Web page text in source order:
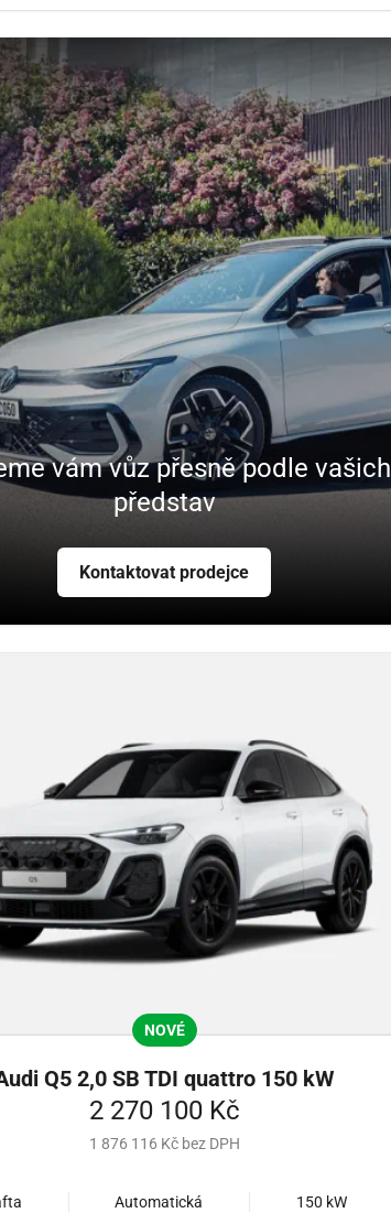
vám vůz přesně podle vašich
představ
Kontaktovat prodejce
NOVÉ
Q5 2,0 SB TDI quattro 150 kW
2 270 100 Kč
1 876 116 Kč bez DPH
Automatická 150 kW